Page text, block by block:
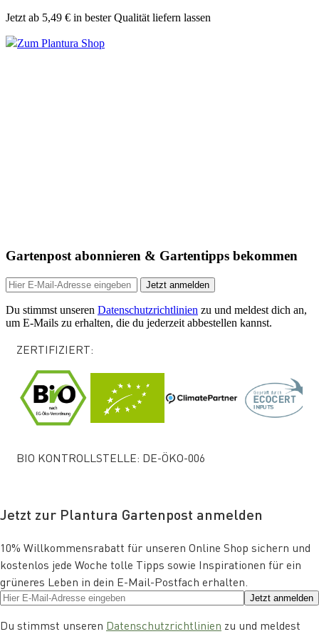
Jetzt ab 5,49 € in bester Qualität liefern lassen
Zum Plantura Shop
Gartenpost abonnieren & Gartentipps bekommen
Jetzt anmelden
Du stimmst unseren Datenschutzrichtlinien zu und meldest dich an,
um E-Mails zu erhalten, die du jederzeit abbestellen kannst.
ZERTIFIZIERT:
BIO KONTROLLSTELLE: DE-ÖKO-006
Jetzt zur Plantura Gartenpost anmelden
10% Willkommensrabatt für unseren Online Shop sichern und
kostenlos jede Woche tolle Tipps sowie Inspirationen für ein
grüneres Leben in dein E-Mail-Postfach erhalten.
Jetzt anmelden
Du stimmst unseren Datenschutzrichtlinien zu und meldest